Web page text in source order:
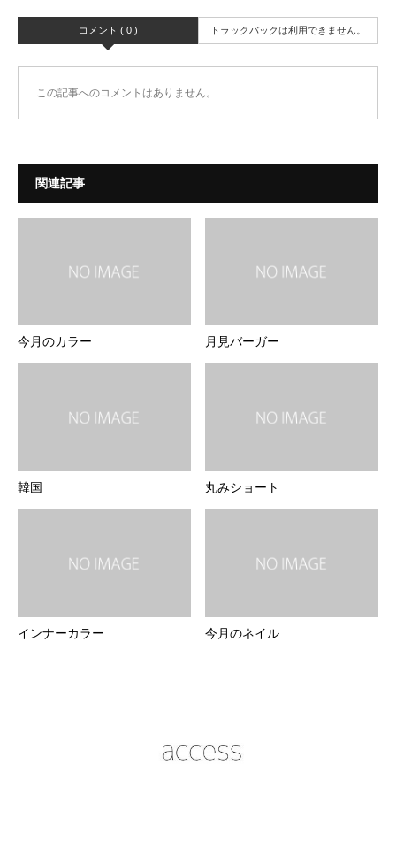
コメント ( 0 ) トラックバックは利用できません。
この記事へのコメントはありません。
関連記事
今月のカラー 月見バーガー
韓国 丸みショート
インナーカラー 今月のネイル